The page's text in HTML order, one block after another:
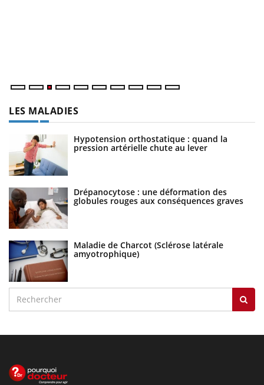
LES MALADIES
Hypotension orthostatique : quand la
pression artérielle chute au lever
Drépanocytose : une déformation des
globules rouges aux conséquences graves
Maladie de Charcot (Sclérose latérale
amyotrophique)